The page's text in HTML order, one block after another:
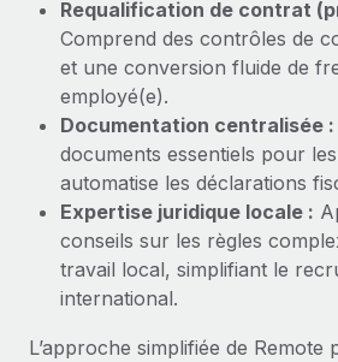
Mobilité et déménagement
Organisez facilement le
employés
Avantages sociaux
Gérez facilement les avantages
Impact Les clients BambooHR
embaucher et gérer les employés
En savoir plus
BLOG
Mises à jour des produits de
Intégrations Gusto et Xero et
freelances Plus
Remote a toujours pour mission
toute taille à embaucher, gérer et
En savoir plus
répartis dans 19 pays grâce à
Requalification de contrat
Comprend des contrôles de
et une conversion fluide de
employé(e).
Documentation centralisée :
documents essentiels pour
automatise les déclarations
Expertise juridique locale :
conseils sur les règles
travail local, simplifiant le
international.
L’approche simplifiée de Remote